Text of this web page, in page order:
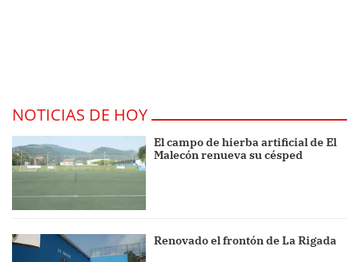
NOTICIAS DE HOY
El campo de hierba artificial de El
Malecón renueva su césped
Renovado el frontón de La Rigada